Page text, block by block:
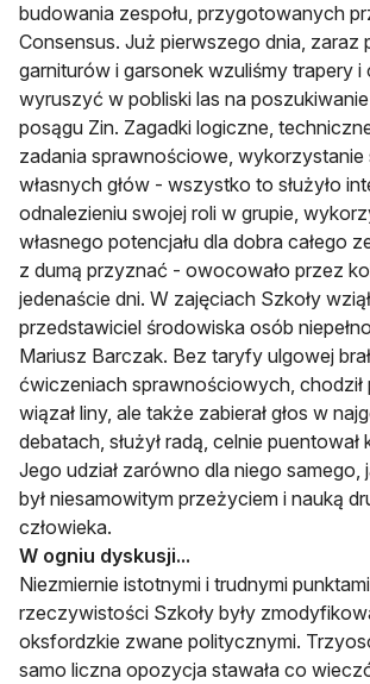
budowania zespołu, przygotowanych
Consensus. Już pierwszego dnia, zaraz
garniturów i garsonek wzuliśmy trapery i
wyruszyć w pobliski las na
posągu Zin. Zagadki logiczne,
zadania sprawnościowe, wykorzystanie
własnych głów - wszystko to służyło
odnalezieniu swojej roli w grupie,
własnego potencjału dla dobra całego
z dumą przyznać - owocowało przez
jedenaście dni. W zajęciach Szkoły
przedstawiciel środowiska osób
Mariusz Barczak. Bez taryfy ulgowej
ćwiczeniach sprawnościowych, chodził
wiązał liny, ale także zabierał głos w
debatach, służył radą, celnie puentował
Jego udział zarówno dla niego samego,
był niesamowitym przeżyciem i nauką
człowieka.
W ogniu dyskusji...
Niezmiernie istotnymi i trudnymi
rzeczywistości Szkoły były
oksfordzkie zwane politycznymi.
samo liczna opozycja stawała co